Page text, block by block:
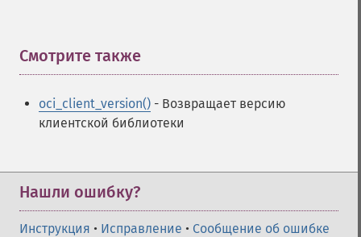
Смотрите также
oci_client_version() - Возвращает версию
клиентской библиотеки
Нашли ошибку?
Инструкция • Исправление • Сообщение об ошибке